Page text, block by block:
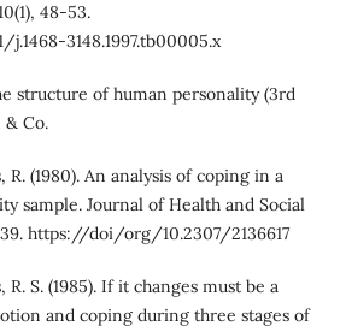
48-53.
3148.1997.tb00005.x
structure of human personality (3rd
& Co.
R. (1980). An analysis of coping in a
sample. Journal of Health and Social
https://doi/org/10.2307/2136617
R. S. (1985). If it changes must be a
and coping during three stages of